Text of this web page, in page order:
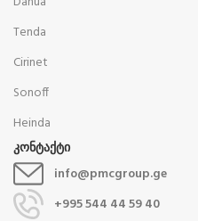
Tenda
Cirinet
Sonoff
Heinda
კონტაქტი
info@pmcgroup.ge
+995 544 44 59 40